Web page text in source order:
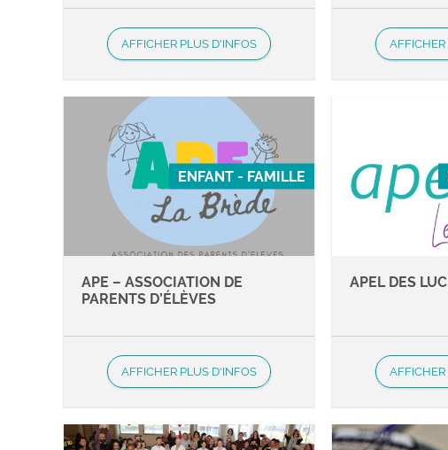
AFFICHER PLUS D'INFOS
ENFANT - FAMILLE
APE – ASSOCIATION DE
PARENTS D’ÉLÈVES
AFFICHER PLUS D'INFOS
APEL DES